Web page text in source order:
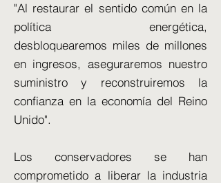
"Al restaurar el sentido común en la
política energética,
desbloquearemos miles de millones
en ingresos, aseguraremos nuestro
suministro y reconstruiremos la
confianza en la economía del Reino
Unido".
Los conservadores se han
comprometido a liberar la industria